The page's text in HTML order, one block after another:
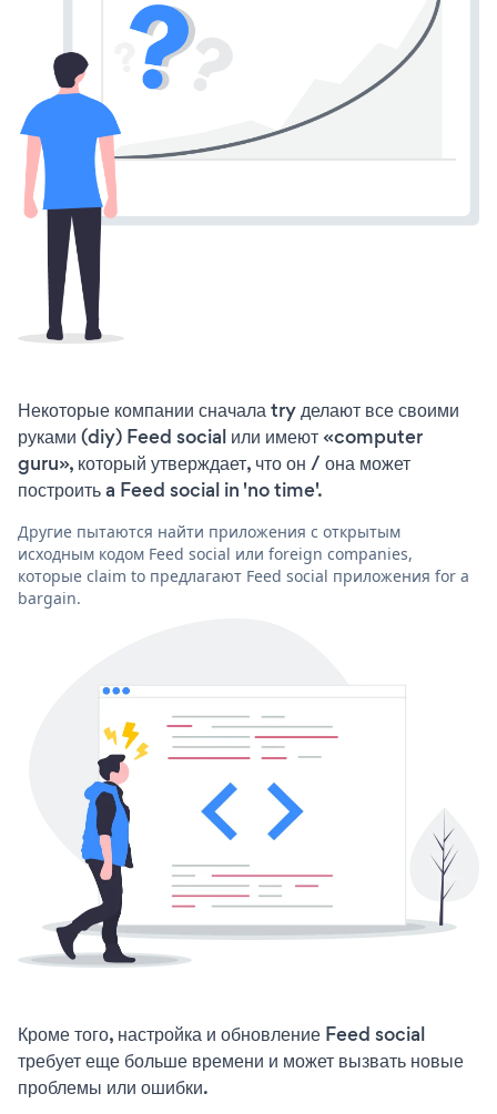
Некоторые компании сначала try делают все своими
руками (diy) Feed social или имеют «computer
guru», который утверждает, что он / она может
построить a Feed social in 'no time'.
Другие пытаются найти приложения с открытым
исходным кодом Feed social или foreign companies,
которые claim to предлагают Feed social приложения for a
bargain.
Кроме того, настройка и обновление Feed social
требует еще больше времени и может вызвать новые
проблемы или ошибки.